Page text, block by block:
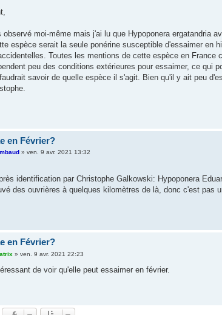
observé moi-même mais j'ai lu que Hypoponera ergatandria
espèce serait la seule ponérine susceptible d'essaimer
Toutes les mentions de cette espèce en
peu des conditions extérieures pour essaimer, ce qui
savoir de quelle espèce il s'agit. Bien qu'il y ait peu
en Février?
» ven. 9 avr. 2021 13:32
identification par Christophe Galkowski: Hypoponera
des ouvrières à quelques kilomètres de là, donc c'est pas
en Février?
» ven. 9 avr. 2021 22:23
de voir qu'elle peut essaimer en février.